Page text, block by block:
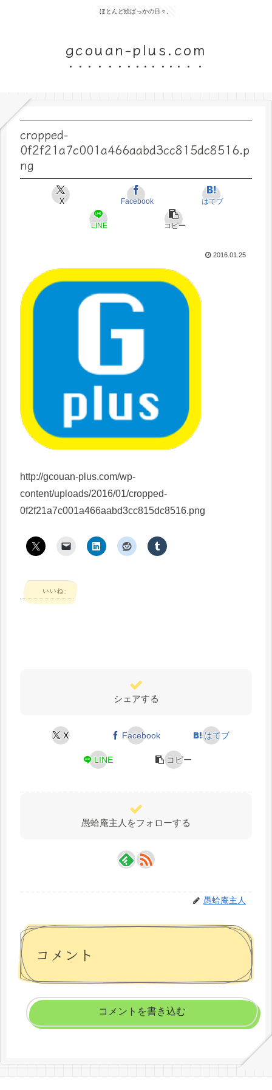
ほとんど絵ばっかの日々。
gcouan-plus.com
cropped-
0f2f21a7c001a466aabd3cc815dc8516.p
ng
X Facebook はてブ
LINE コピー
2016.01.25
http://gcouan-plus.com/wp-
content/uploads/2016/01/cropped-
0f2f21a7c001a466aabd3cc815dc8516.png
いいね:
シェアする
X Facebook はてブ
LINE コピー
愚蛤庵主人をフォローする
愚蛤庵主人
コメント
コメントを書き込む